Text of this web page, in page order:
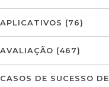
APLICATIVOS (76)
AVALIAÇÃO (467)
CASOS DE SUCESSO